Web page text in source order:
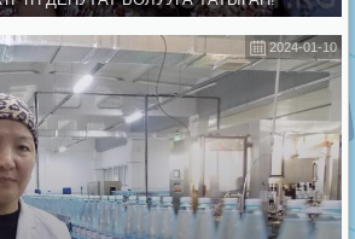
2024-01-10